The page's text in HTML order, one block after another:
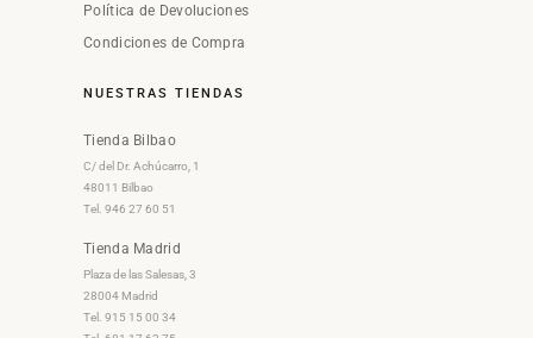
Política de Devoluciones
Condiciones de Compra
NUESTRAS TIENDAS
Tienda Bilbao
C/ del Dr. Achúcarro, 1
48011 Bilbao
Tel. 946 27 60 51
Tienda Madrid
Plaza de las Salesas, 3
28004 Madrid
Tel. 915 15 00 34